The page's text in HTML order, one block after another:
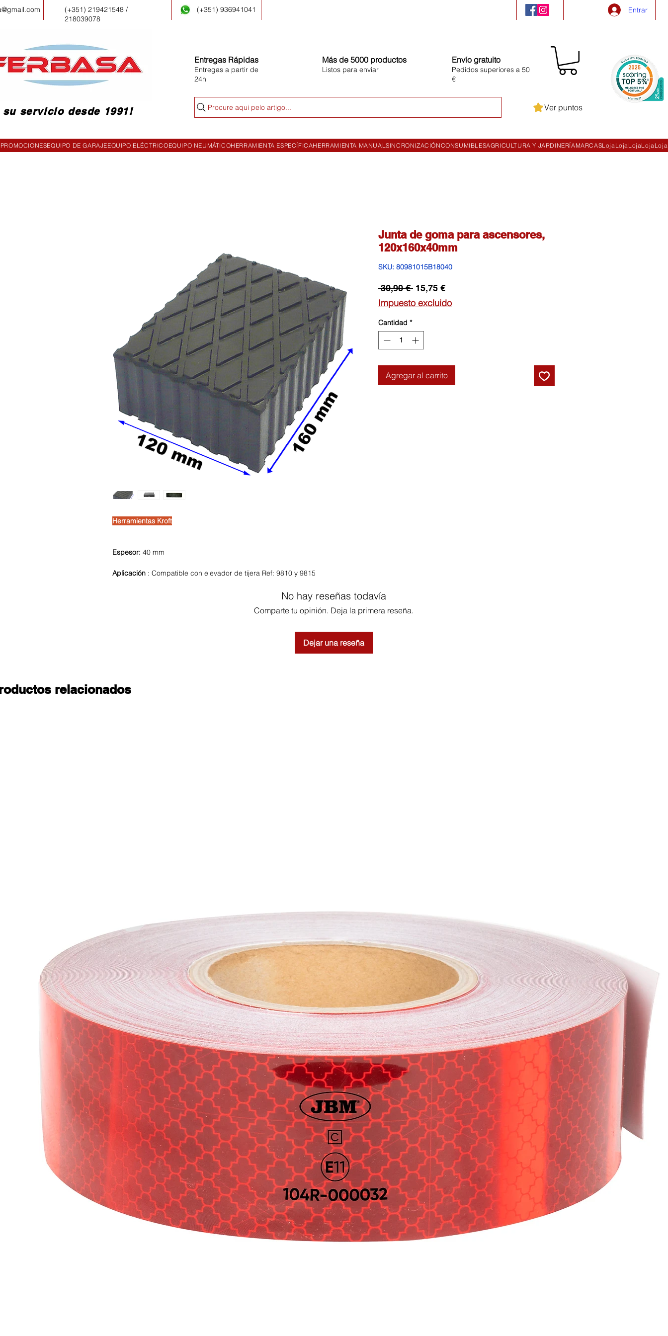
(+351) 219421548 /
218039078
(+351) 936941041 Entrar
su servicio desde 1991!
Entregas Rápidas
Entregas a partir de
24h
Más de 5000 productos
Listos para enviar
Envío gratuito
Pedidos superiores a 50
€
Procure aqui pelo artigo... Ver puntos
PROMOCIONESEQUIPO DE GARAJEEQUIPO ELÉCTRICOEQUIPO NEUMÁTICOHERRAMIENTA ESPECÍFICAHERRAMIENTA MANUALSINCRONIZACIÓNCONSUMIBLESAGRICULTURA Y JARDINERÍAMARCASLojaLojaLojaLojaLoja
Herramientas Kroft
Espesor: 40 mm
Aplicación : Compatible con elevador de tijera Ref: 9810 y 9815
Junta de goma para ascensores,
120x160x40mm
SKU: 80981015B18040
30,90 € Precio
15,75 €Precio
de
oferta
Impuesto excluido
Cantidad *
Agregar al carrito
No hay reseñas todavía
Comparte tu opinión. Deja la primera reseña.
Dejar una reseña
relacionados